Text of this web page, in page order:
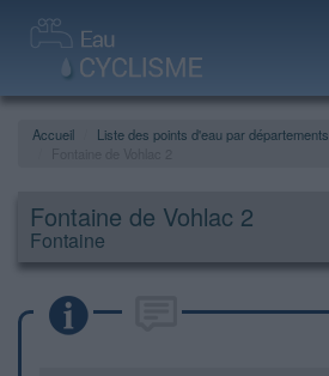
Accueil Liste des points d'eau par départements
Fontaine de Vohlac 2
Fontaine